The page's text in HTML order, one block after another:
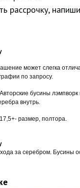
рассрочку,
может слегка
по запросу.
бусины лэмпворк
внутрь.
размер, полтора.
за серебром. Бусины